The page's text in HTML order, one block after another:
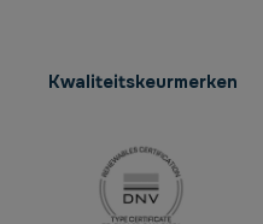
Kwaliteitskeurmerken